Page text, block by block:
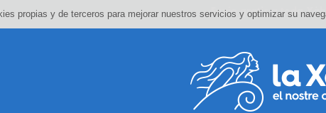
propias y de terceros para mejorar nuestros servicios y optimizar su